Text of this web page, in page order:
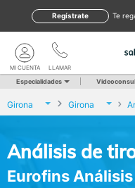
te
Regístrate
LLAMAR
MI CUENTA
Especialidades
Girona Girona
Análisis de
Eurofins